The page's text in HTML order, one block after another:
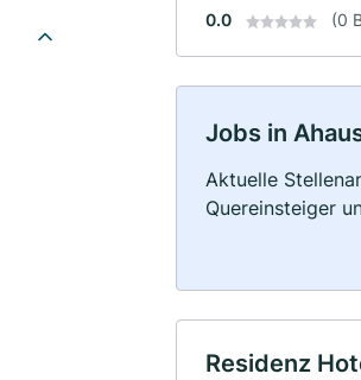
0.0 (0
Jobs in
Aktuelle
Quereinsteiger
Residenz